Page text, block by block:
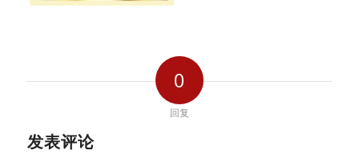
0
回复
发表评论